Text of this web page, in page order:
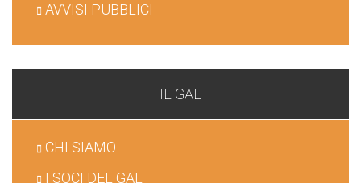
AVVISI PUBBLICI
IL GAL
CHI SIAMO
I SOCI DEL GAL